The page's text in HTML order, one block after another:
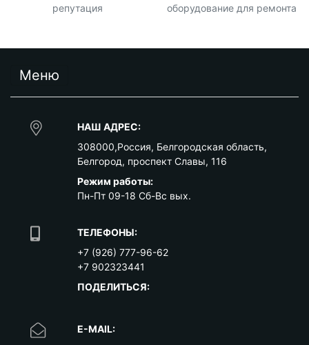
репутация
оборудование для ремонта
Меню
НАШ АДРЕС:
308000,Россия, Белгородская область,
Белгород, проспект Славы, 116
Режим работы:
Пн-Пт 09-18 Сб-Вс вых.
ТЕЛЕФОНЫ:
+7 (926) 777-96-62
+7 902323441
ПОДЕЛИТЬСЯ:
E-MAIL: